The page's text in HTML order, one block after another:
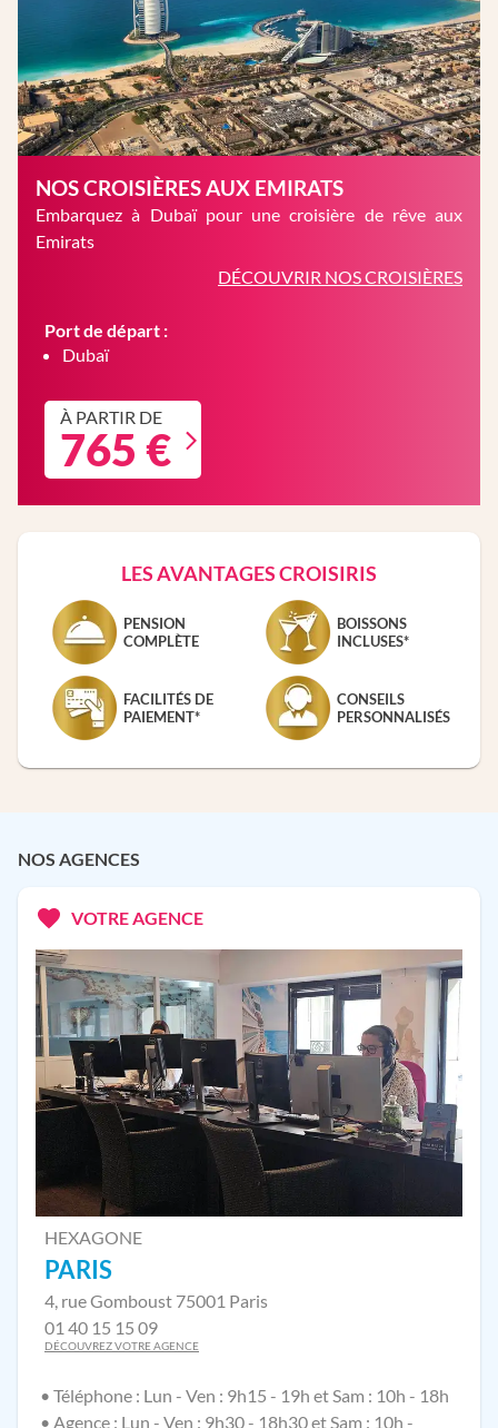
NOS CROISIÈRES AUX EMIRATS
Embarquez à Dubaï pour une croisière de rêve aux
Emirats
DÉCOUVRIR NOS CROISIÈRES
Port de départ :
Dubaï
À PARTIR DE
765 €
LES AVANTAGES CROISIRIS
PENSION
COMPLÈTE
BOISSONS
INCLUSES*
FACILITÉS DE
PAIEMENT*
CONSEILS
PERSONNALISÉS
NOS AGENCES
VOTRE AGENCE
HEXAGONE
PARIS
4, rue Gomboust 75001 Paris
01 40 15 15 09
DÉCOUVREZ VOTRE AGENCE
• Téléphone : Lun - Ven : 9h15 - 19h et Sam : 10h - 18h
• Agence : Lun - Ven : 9h30 - 18h30 et Sam : 10h -